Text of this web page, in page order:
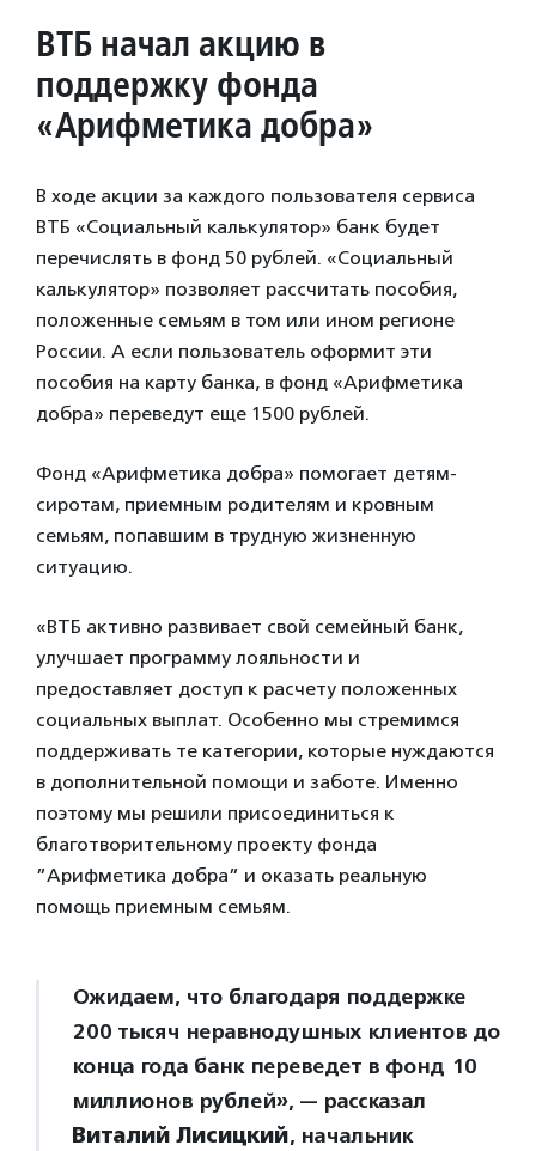
ВТБ начал акцию в
поддержку фонда
«Арифметика добра»
В ходе акции за каждого пользователя сервиса
ВТБ «Социальный калькулятор» банк будет
перечислять в фонд 50 рублей. «Социальный
калькулятор» позволяет рассчитать пособия,
положенные семьям в том или ином регионе
России. А если пользователь оформит эти
пособия на карту банка, в фонд «Арифметика
добра» переведут еще 1500 рублей.
Фонд «Арифметика добра» помогает детям-
сиротам, приемным родителям и кровным
семьям, попавшим в трудную жизненную
ситуацию.
«ВТБ активно развивает свой семейный банк,
улучшает программу лояльности и
предоставляет доступ к расчету положенных
социальных выплат. Особенно мы стремимся
поддерживать те категории, которые нуждаются
в дополнительной помощи и заботе. Именно
поэтому мы решили присоединиться к
благотворительному проекту фонда
”Арифметика добра” и оказать реальную
помощь приемным семьям.
Ожидаем, что благодаря поддержке
200 тысяч неравнодушных клиентов до
конца года банк переведет в фонд 10
миллионов рублей», — рассказал
Виталий Лисицкий, начальник